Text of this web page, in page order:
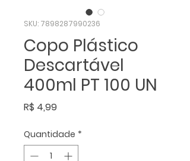
SKU: 7898287990236
Copo Plástico
Descartável
400ml PT 100 UN
R$ 4,99Preço
Quantidade *